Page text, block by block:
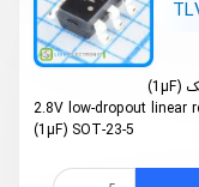
2.8V low-dropout linear
(1µF) SOT-23-5